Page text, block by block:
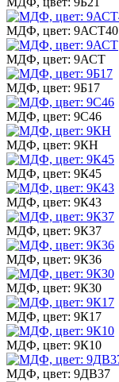
МДФ, цвет: 9АСТ40
МДФ, цвет: 9АСТ
МДФ, цвет: 9Б17
МДФ, цвет: 9С46
МДФ, цвет: 9КН
МДФ, цвет: 9К45
МДФ, цвет: 9К43
МДФ, цвет: 9К37
МДФ, цвет: 9К36
МДФ, цвет: 9К30
МДФ, цвет: 9К17
МДФ, цвет: 9К10
МДФ, цвет: 9ДВ37